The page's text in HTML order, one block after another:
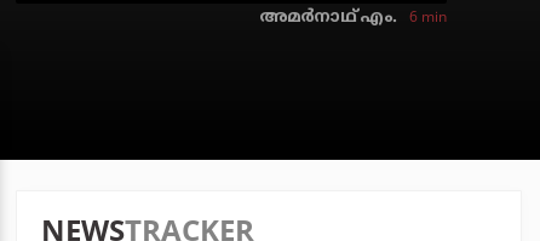
അമര്‍നാഥ് എം. 6 min
NEWSTRACKER